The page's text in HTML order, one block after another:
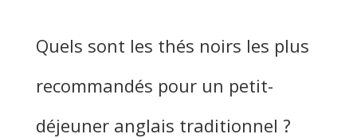
Quels sont les thés noirs les plus
recommandés pour un petit-
déjeuner anglais traditionnel ?